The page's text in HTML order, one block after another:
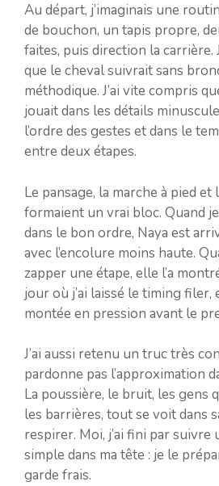
Au départ, j’imaginais une
de bouchon, un tapis propre,
faites, puis direction la carrière.
que le cheval suivrait sans
méthodique. J’ai vite compris
jouait dans les détails
l’ordre des gestes et dans le
entre deux étapes.
Le pansage, la marche à pied et
formaient un vrai bloc. Quand
dans le bon ordre, Naya est
avec l’encolure moins haute.
zapper une étape, elle l’a
jour où j’ai laissé le timing filer,
montée en pression avant le
J’ai aussi retenu un truc très
pardonne pas l’approximation
La poussière, le bruit, les gens
les barrières, tout se voit dans
respirer. Moi, j’ai fini par suivre
simple dans ma tête : je le
garde frais.